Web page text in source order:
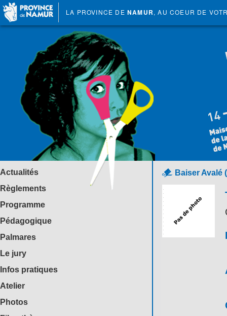
LA PROVINCE DE NAMUR, AU COEUR DE
Actualités
Règlements
Programme
Pédagogique
Palmares
Le jury
Infos pratiques
Atelier
Photos
Baiser Avalé